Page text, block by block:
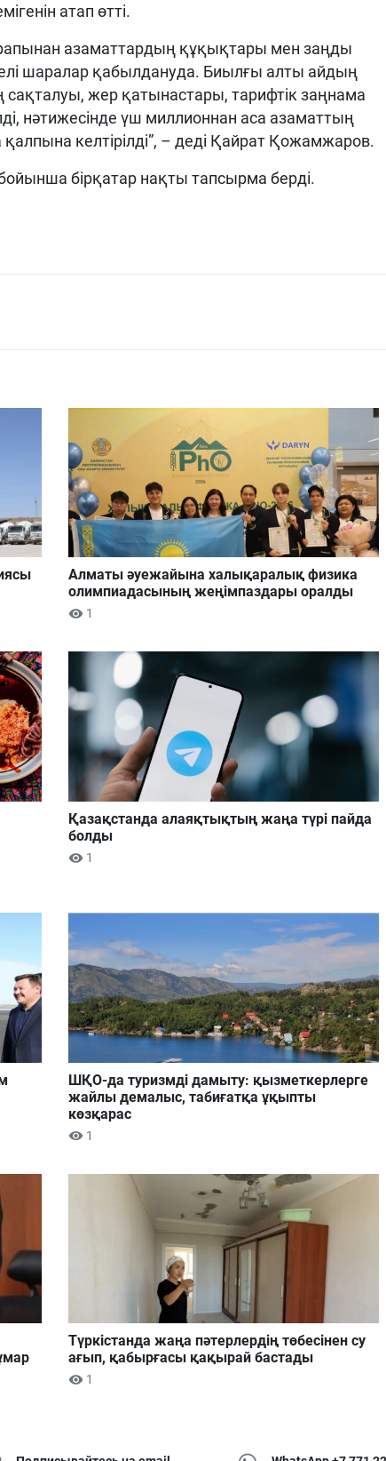
атап өтті.
азаматтардың құқықтары мен заңды
шаралар қабылдануда. Биылғы алты айдың
жер қатынастары, тарифтік заңнама
нәтижесінде үш миллионнан аса азаматтың
келтірілді”, – деді Қайрат Қожамжаров.
бірқатар нақты тапсырма берді.
Алматы әуежайына халықаралық физика
олимпиадасының жеңімпаздары оралды
1
Қазақстанда алаяқтықтың жаңа түрі пайда
болды
1
ШҚО-да туризмді дамыту: қызметкерлерге
жайлы демалыс, табиғатқа ұқыпты
көзқарас
1
Түркістанда жаңа пәтерлердің төбесінен су
ағып, қабырғасы қақырай бастады
1